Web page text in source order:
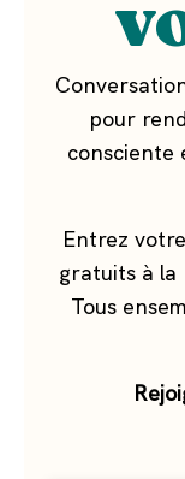
pour
consciente
Entrez
gratuits à la
Tous